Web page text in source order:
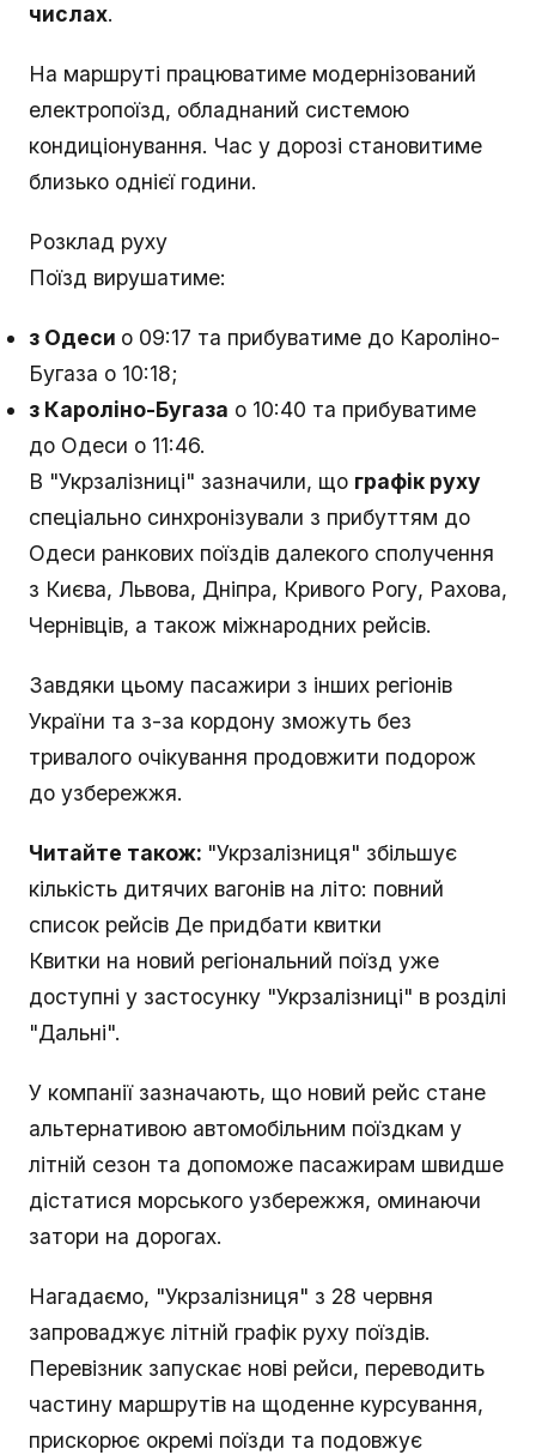
числах.
На маршруті працюватиме модернізований
електропоїзд, обладнаний системою
кондиціонування. Час у дорозі становитиме
близько однієї години.
Розклад руху
Поїзд вирушатиме:
з Одеси о 09:17 та прибуватиме до Кароліно-
Бугаза о 10:18;
з Кароліно-Бугаза о 10:40 та прибуватиме
до Одеси о 11:46.
В "Укрзалізниці" зазначили, що графік руху
спеціально синхронізували з прибуттям до
Одеси ранкових поїздів далекого сполучення
з Києва, Львова, Дніпра, Кривого Рогу, Рахова,
Чернівців, а також міжнародних рейсів.
Завдяки цьому пасажири з інших регіонів
України та з-за кордону зможуть без
тривалого очікування продовжити подорож
до узбережжя.
Читайте також: "Укрзалізниця" збільшує
кількість дитячих вагонів на літо: повний
список рейсів Де придбати квитки
Квитки на новий регіональний поїзд уже
доступні у застосунку "Укрзалізниці" в розділі
"Дальні".
У компанії зазначають, що новий рейс стане
альтернативою автомобільним поїздкам у
літній сезон та допоможе пасажирам швидше
дістатися морського узбережжя, оминаючи
затори на дорогах.
Нагадаємо, "Укрзалізниця" з 28 червня
запроваджує літній графік руху поїздів.
Перевізник запускає нові рейси, переводить
частину маршрутів на щоденне курсування,
прискорює окремі поїзди та подовжує